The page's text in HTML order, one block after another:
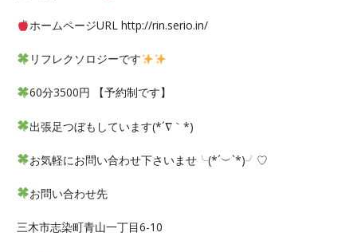
ホームページURL http://rin.serio.in/
リフレクソロジーです
60分3500円 【予約制です】
出張足つぼもしています(*´∇｀*)
お気軽にお問い合わせ下さいませ╰(*´︶`*)╯♡
お問い合わせ先
三木市志染町青山一丁目6-10